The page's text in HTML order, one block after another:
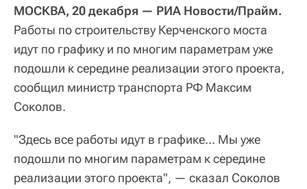
МОСКВА, 20 декабря — РИА Новости/Прайм.
Работы по строительству Керченского моста
идут по графику и по многим параметрам уже
подошли к середине реализации этого проекта,
сообщил министр транспорта РФ Максим
Соколов.
"Здесь все работы идут в графике… Мы уже
подошли по многим параметрам к середине
реализации этого проекта", — сказал Соколов